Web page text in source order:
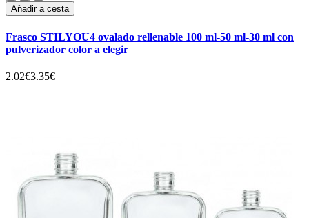
Añadir a cesta
Frasco STILYOU4 ovalado rellenable 100 ml-50 ml-30 ml con
pulverizador color a elegir
2.02€3.35€